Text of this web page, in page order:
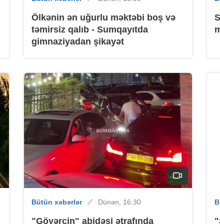
Ölkənin ən uğurlu məktəbi boş və
təmirsiz qalıb - Sumqayıtda
gimnaziyadan şikayət
Bütün xəbərlər Dünən, 16:30
"Göyərçin" abidəsi ətrafında